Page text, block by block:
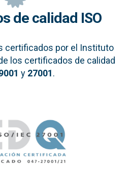
de calidad ISO
certificados por el Instituto
los certificados de calidad
y 27001.